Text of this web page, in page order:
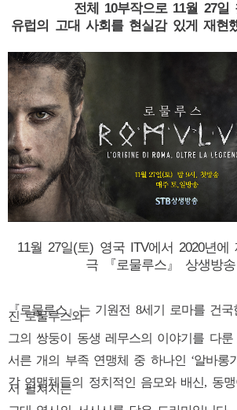
전체 10부작으로 11월 27일
유럽의 고대 사회를 현실감 있게 재현
11월 27일(토) 영국 ITV에서 2020년
극 『로물루스』 상생방
『로물루스』는 기원전 8세기 로마를 건
진 로물루스와
그의 쌍둥이 동생 레무스의 이야기를 다룬
서른 개의 부족 연맹체 중 하나인 ‘알바롱
각 연맹체들의 정치적인 음모와 배신, 동
서 펼쳐지는